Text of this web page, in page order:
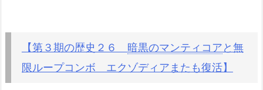
【第３期の歴史２６ 暗黒のマンティコア と無
限ループコンボ エクゾディアまたも復活】